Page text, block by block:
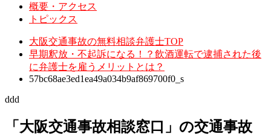
概要・アクセス
トピックス
大阪交通事故の無料相談弁護士TOP
早期釈放・不起訴になる！？飲酒運転で逮捕された後
に弁護士を雇うメリットとは？
57bc68ae3ed1ea49a034b9af869700f0_s
ddd
「大阪交通事故相談窓口」の交通事故